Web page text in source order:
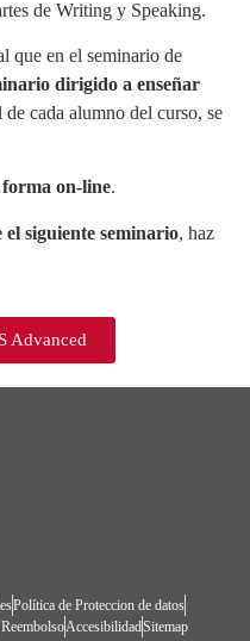
de Writing y Speaking.
que en el seminario de
dirigido a enseñar
cada alumno del curso, se
forma on-line.
siguiente seminario, haz
Advanced
Política de Proteccion de datos
AccesibilidadSitemap